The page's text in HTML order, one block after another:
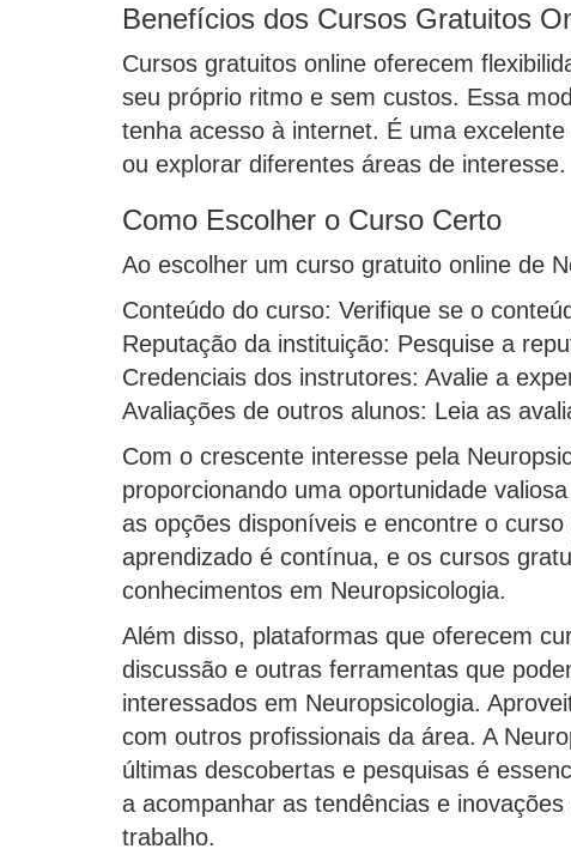
Benefícios dos Cursos Gratuitos
Cursos gratuitos online oferecem
seu próprio ritmo e sem custos. Essa
tenha acesso à internet. É uma
ou explorar diferentes áreas de interesse.
Como Escolher o Curso Certo
Ao escolher um curso gratuito online de
Conteúdo do curso: Verifique se o
Reputação da instituição: Pesquise a
Credenciais dos instrutores: Avalie a
Avaliações de outros alunos: Leia as
Com o crescente interesse pela
proporcionando uma oportunidade
as opções disponíveis e encontre o
aprendizado é contínua, e os cursos
conhecimentos em Neuropsicologia.
Além disso, plataformas que oferecem
discussão e outras ferramentas que
interessados em Neuropsicologia.
com outros profissionais da área. A
últimas descobertas e pesquisas é
a acompanhar as tendências e
trabalho.